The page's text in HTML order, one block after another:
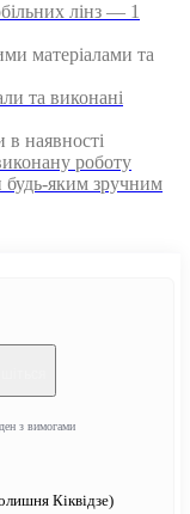
лінз — 1
матеріалами та
та виконані
в наявності
роботу
будь-яким зручним
з вимогами
Кіквідзе)